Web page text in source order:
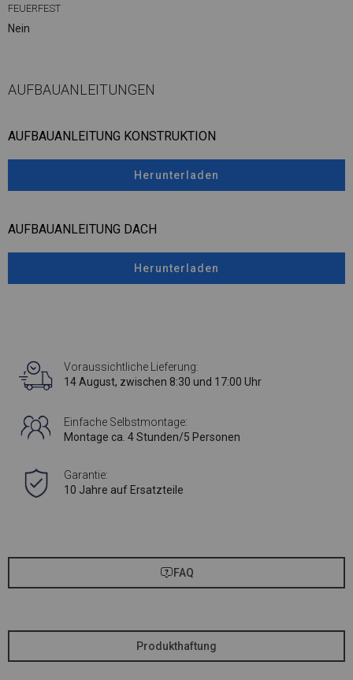
FEUERFEST
Nein
AUFBAUANLEITUNGEN
AUFBAUANLEITUNG KONSTRUKTION
Herunterladen
AUFBAUANLEITUNG DACH
Herunterladen
Voraussichtliche Lieferung:
14 August, zwischen 8:30 und 17:00 Uhr
Einfache Selbstmontage:
Montage ca. 4 Stunden/5 Personen
Garantie:
10 Jahre auf Ersatzteile
FAQ
Produkthaftung